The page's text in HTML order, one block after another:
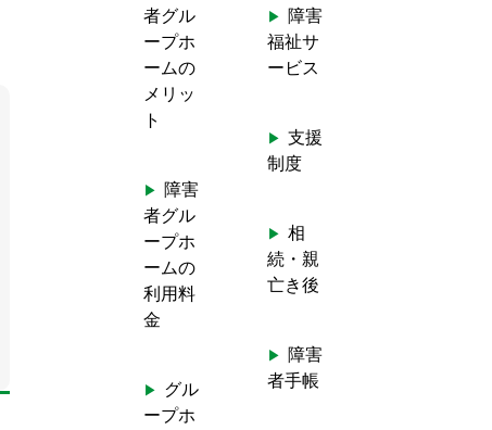
者グル
ープホ
ームの
メリッ
ト
障害
者グル
ープホ
ームの
利用料
金
グル
ープホ
障害
福祉サ
ービス
支援
制度
相
続・親
亡き後
障害
者手帳